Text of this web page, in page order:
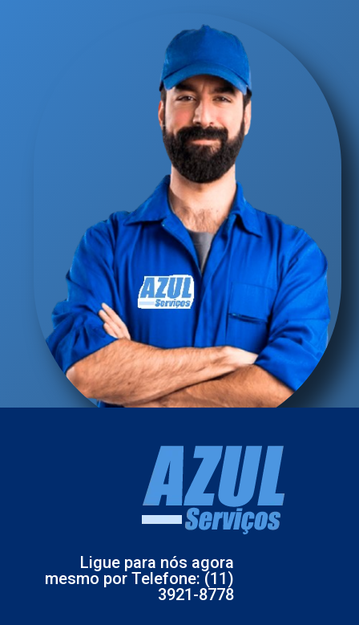
Ligue para nós agora
mesmo por Telefone: (11)
3921-8778